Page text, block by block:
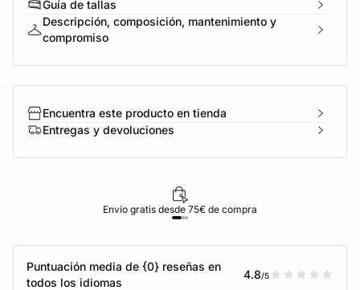
Guía de tallas
Descripción, composición, mantenimiento y
compromiso
Encuentra este producto en tienda
Entregas y devoluciones
Envío gratis desde 75€ de compra
Puntuación media de {0} reseñas en
todos los idiomas
4.8/5